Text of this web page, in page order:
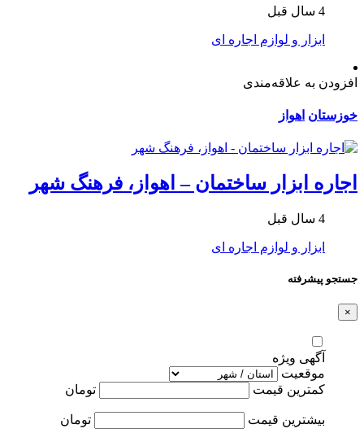
4 سال قبل
ابزار و لوازم اجاره ای
افزودن به علاقه‌مندی
خوزستان اهواز
اجاره ابزار ساختمان – اهواز، فرهنگ شهر
4 سال قبل
ابزار و لوازم اجاره ای
جستجو پیشرفته
×
آگهی ویژه
موقعیت
کمترین قیمت
تومان
بیشترین قیمت تومان